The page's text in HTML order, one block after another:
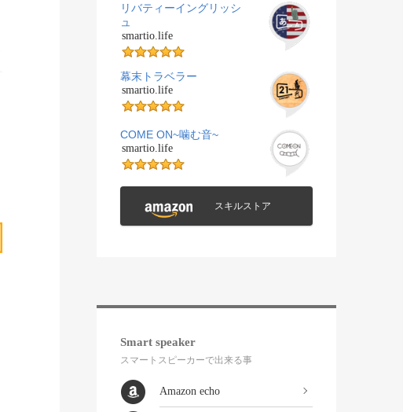
リバティーイングリッシ
ュ
smartio.life
幕末トラベラー
smartio.life
COME ON~噛む音~
smartio.life
スキルストア
Smart speaker
スマートスピーカーで出来る事
Amazon echo